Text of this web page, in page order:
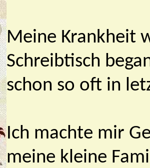
Meine Krankheit
Schreibtisch
schon so oft in
Ich machte mir
meine kleine